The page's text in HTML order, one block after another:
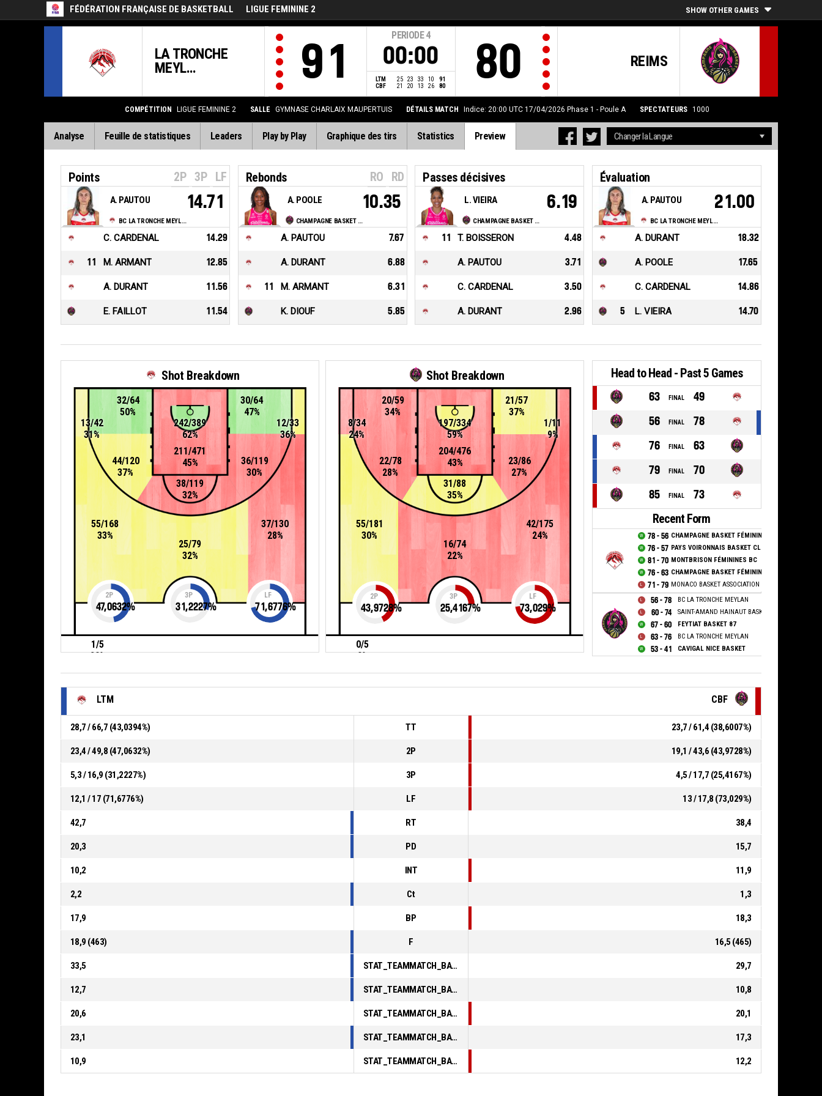
FÉDÉRATION FRANÇAISE DE BASKETBALL LIGUE FEMININE 2 SHOW OTHER GAMES
LA TRONCHE
MEYL...
91
PERIODE 4
00:00
LTM 25 23 33 10
91
CBF
21 20 13 26 80
REIMS
80
COMPÉTITION LIGUE FEMININE 2 SALLE GYMNASE CHARLAIX MAUPERTUIS DÉTAILS MATCH Indice: 20:00 UTC 17/04/2026 Phase 1 - Poule A SPECTATEURS 1000
Analyse Feuille de statistiques Leaders Play by Play Graphique des tirs Statistics Preview
Points 2P 3P LF
BC LA TRONCHE MEYLAN
A. PAUTOU 14.71
C. CARDENAL 14.29
11 M. ARMANT 12.85
A. DURANT 11.56
E. FAILLOT 11.54
Rebonds RO RD
CHAMPAGNE BASKET FÉMININ
A. POOLE 10.35
A. PAUTOU 7.67
A. DURANT 6.88
11 M. ARMANT 6.31
K. DIOUF 5.85
Passes décisives
CHAMPAGNE BASKET FÉMININ
L. VIEIRA 6.19
11 T. BOISSERON 4.48
A. PAUTOU 3.71
C. CARDENAL 3.50
A. DURANT 2.96
Évaluation
BC LA TRONCHE MEYLAN
A. PAUTOU 21.00
A. DURANT 18.32
A. POOLE 17.65
C. CARDENAL 14.86
5 L. VIEIRA 14.70
Shot Breakdown
211/471
45%
55/168
33%
30/64
47%
242/389
62%
37/130
28%
32/64
50%
38/119
32%
13/42
31%
44/120
37%
36/119
30%
25/79
32%
12/33
36%
1/5
20%
2P
47,0632%
3P
31,2227%
LF
71,6776%
Shot Breakdown
55/181
30%
204/476
43%
23/86
27%
42/175
24%
31/88
35%
22/78
28%
16/74
22%
197/334
59%
20/59
34%
21/57
37%
8/34
24%
1/11
9%
0/5
0%
2P
43,9728%
3P
25,4167%
LF
73,029%
Head to Head - Past 5 Games
63 FINAL
49
56
FINAL
78
76
FINAL
63
79
FINAL
70
85
FINAL 73
Recent Form
78 - 56 CHAMPAGNE BASKET FÉMININ
76 - 57 PAYS VOIRONNAIS BASKET CLUB
81 - 70 MONTBRISON FÉMININES BC
76 - 63 CHAMPAGNE BASKET FÉMININ
71 - 79 MONACO BASKET ASSOCIATION
56 - 78 BC LA TRONCHE MEYLAN
60 - 74 SAINT-AMAND HAINAUT BASKET
67 - 60 FEYTIAT BASKET 87
63 - 76 BC LA TRONCHE MEYLAN
53 - 41 CAVIGAL NICE BASKET
LTM CBF
28,7 / 66,7 (43,0394%) TT 23,7 / 61,4 (38,6007%)
23,4 / 49,8 (47,0632%) 2P 19,1 / 43,6 (43,9728%)
5,3 / 16,9 (31,2227%) 3P 4,5 / 17,7 (25,4167%)
12,1 / 17 (71,6776%) LF 13 / 17,8 (73,029%)
42,7 RT 38,4
20,3 PD 15,7
10,2 INT 11,9
2,2 Ct 1,3
17,9 BP 18,3
18,9 (463) F 16,5 (465)
33,5 STAT_TEAMMATCH_BASKETBALL_sPointsInThePaint_ABBREV 29,7
12,7 STAT_TEAMMATCH_BASKETBALL_sPointsSecondChance_ABBREV 10,8
20,6 STAT_TEAMMATCH_BASKETBALL_sPointsFromTurnovers_ABBREV 20,1
23,1 STAT_TEAMMATCH_BASKETBALL_sBenchPoints_ABBREV 17,3
10,9 STAT_TEAMMATCH_BASKETBALL_sPointsFastBreak_ABBREV 12,2